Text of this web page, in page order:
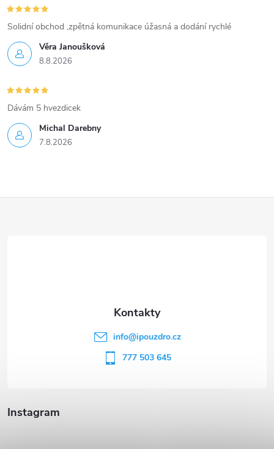
Věra Janoušková
8.8.2026
Solidní obchod ,zpětná komunikace úžasná a dodání rychlé
Michal Darebny
7.8.2026
Dávám 5 hvezdicek
Instagram
info@ipouzdro.cz
777 503 645